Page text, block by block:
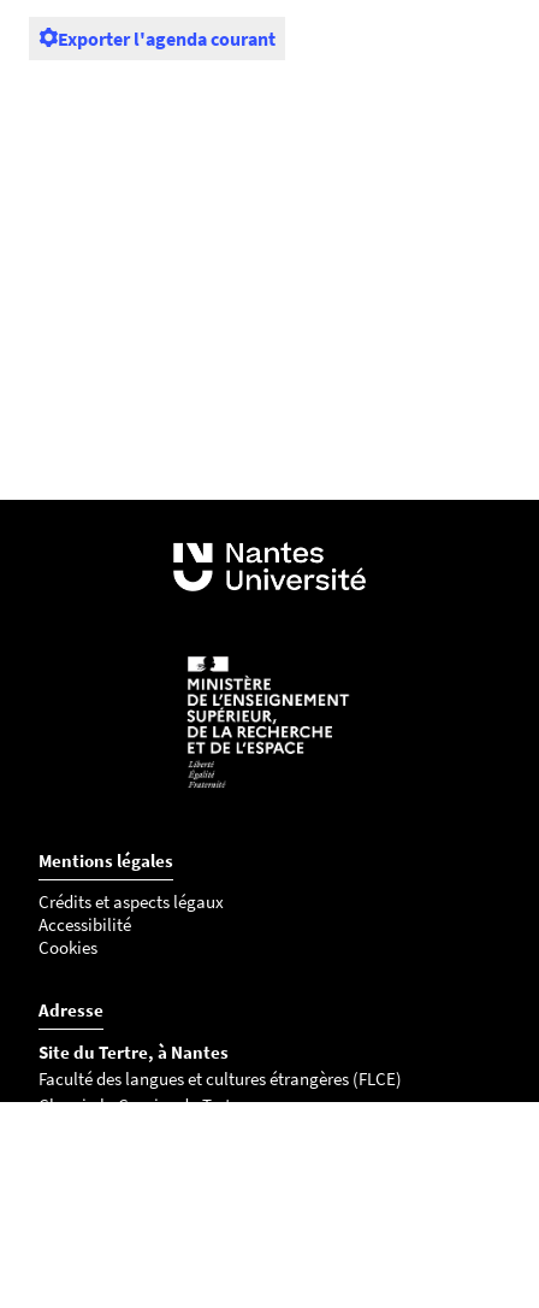
Exporter l'agenda courant
Mentions légales
Crédits et aspects légaux
Accessibilité
Cookies
Adresse
Site du Tertre, à Nantes
Faculté des langues et cultures étrangères (FLCE)
Chemin la Censive du Tertre